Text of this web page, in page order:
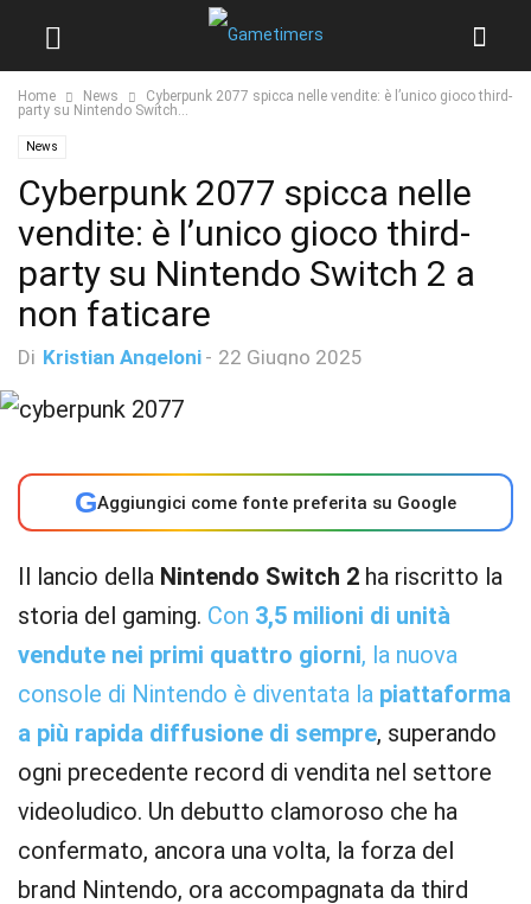
Home News
Cyberpunk 2077 spicca nelle vendite: è l’unico gioco third-
party su Nintendo Switch...
News
Cyberpunk 2077 spicca nelle
vendite: è l’unico gioco third-
party su Nintendo Switch 2 a
non faticare
Di Kristian Angeloni - 22 Giugno 2025
GAggiungici come fonte preferita su Google
Il lancio della Nintendo Switch 2 ha riscritto la
storia del gaming. Con 3,5 milioni di unità
vendute nei primi quattro giorni, la nuova
console di Nintendo è diventata la piattaforma
a più rapida diffusione di sempre, superando
ogni precedente record di vendita nel settore
videoludico. Un debutto clamoroso che ha
confermato, ancora una volta, la forza del
brand Nintendo, ora accompagnata da third